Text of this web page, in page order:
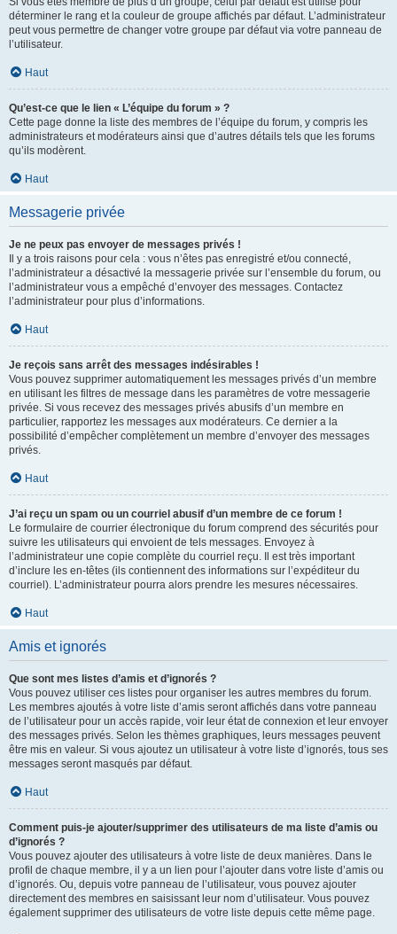
déterminer le rang et la couleur de groupe affichés par défaut. L’administrateur
peut vous permettre de changer votre groupe par défaut via votre panneau de
l’utilisateur.
Haut
Qu’est-ce que le lien « L’équipe du forum » ?
Cette page donne la liste des membres de l’équipe du forum, y compris les
administrateurs et modérateurs ainsi que d’autres détails tels que les forums
qu’ils modèrent.
Haut
Messagerie privée
Je ne peux pas envoyer de messages privés !
Il y a trois raisons pour cela : vous n’êtes pas enregistré et/ou connecté,
l’administrateur a désactivé la messagerie privée sur l’ensemble du forum, ou
l’administrateur vous a empêché d’envoyer des messages. Contactez
l’administrateur pour plus d’informations.
Haut
Je reçois sans arrêt des messages indésirables !
Vous pouvez supprimer automatiquement les messages privés d’un membre
en utilisant les filtres de message dans les paramètres de votre messagerie
privée. Si vous recevez des messages privés abusifs d’un membre en
particulier, rapportez les messages aux modérateurs. Ce dernier a la
possibilité d’empêcher complètement un membre d’envoyer des messages
privés.
Haut
J’ai reçu un spam ou un courriel abusif d’un membre de ce forum !
Le formulaire de courrier électronique du forum comprend des sécurités pour
suivre les utilisateurs qui envoient de tels messages. Envoyez à
l’administrateur une copie complète du courriel reçu. Il est très important
d’inclure les en-têtes (ils contiennent des informations sur l’expéditeur du
courriel). L’administrateur pourra alors prendre les mesures nécessaires.
Haut
Amis et ignorés
Que sont mes listes d’amis et d’ignorés ?
Vous pouvez utiliser ces listes pour organiser les autres membres du forum.
Les membres ajoutés à votre liste d’amis seront affichés dans votre panneau
de l’utilisateur pour un accès rapide, voir leur état de connexion et leur envoyer
des messages privés. Selon les thèmes graphiques, leurs messages peuvent
être mis en valeur. Si vous ajoutez un utilisateur à votre liste d’ignorés, tous ses
messages seront masqués par défaut.
Haut
Comment puis-je ajouter/supprimer des utilisateurs de ma liste d’amis ou
d’ignorés ?
Vous pouvez ajouter des utilisateurs à votre liste de deux manières. Dans le
profil de chaque membre, il y a un lien pour l’ajouter dans votre liste d’amis ou
d’ignorés. Ou, depuis votre panneau de l’utilisateur, vous pouvez ajouter
directement des membres en saisissant leur nom d’utilisateur. Vous pouvez
également supprimer des utilisateurs de votre liste depuis cette même page.